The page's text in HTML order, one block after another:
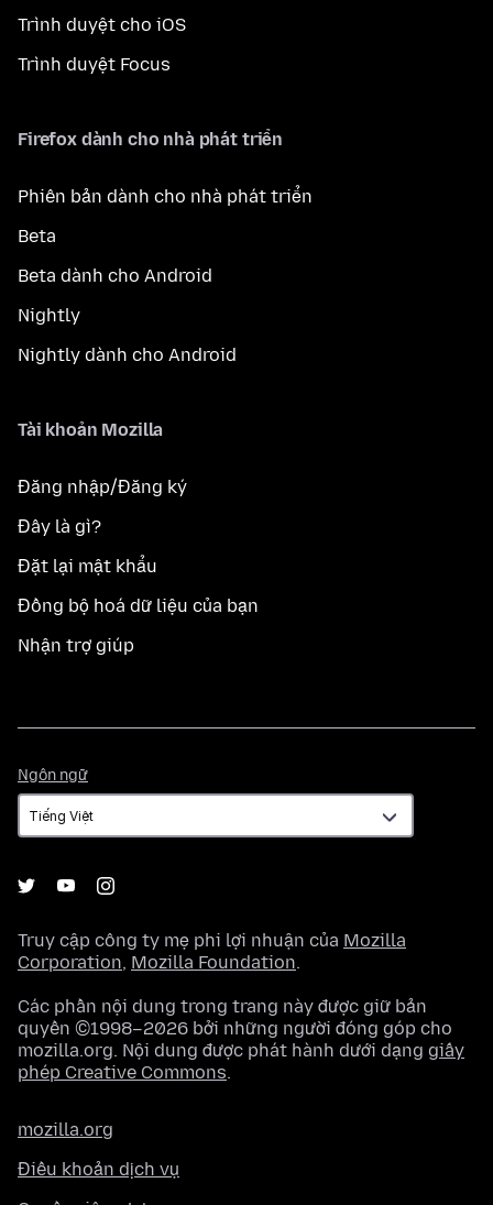
Trình duyệt cho iOS
Trình duyệt Focus
Firefox dành cho nhà phát triển
Phiên bản dành cho nhà phát triển
Beta
Beta dành cho Android
Nightly
Nightly dành cho Android
Tài khoản Mozilla
Đăng nhập/Đăng ký
Đây là gì?
Đặt lại mật khẩu
Đồng bộ hoá dữ liệu của bạn
Nhận trợ giúp
Ngôn ngữ
ngữ
Truy cập công ty mẹ phi lợi nhuận của Mozilla
Corporation, Mozilla Foundation.
Các phần nội dung trong trang này được giữ bản
quyền ©1998–2026 bởi những người đóng góp cho
mozilla.org. Nội dung được phát hành dưới dạng giấy
phép Creative Commons.
mozilla.org
Điều khoản dịch vụ